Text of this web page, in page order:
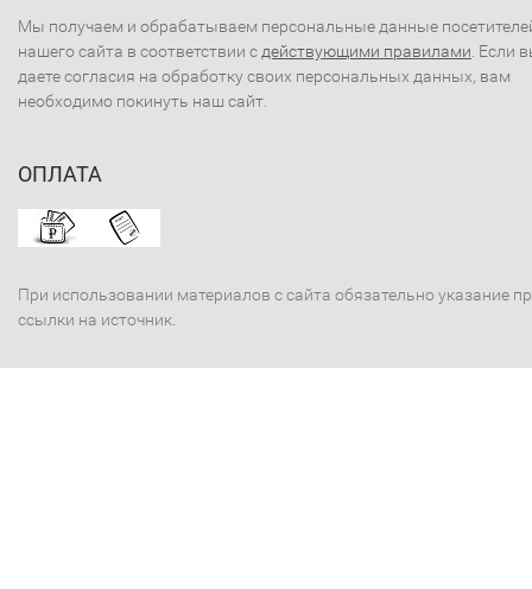
Мы получаем и обрабатываем персональные данные
нашего сайта в соответствии с действующими правилами . Если
даете согласия на обработку своих персональных данных, вам
необходимо покинуть наш сайт.
ОПЛАТА
При использовании материалов с сайта обязательно указание
ссылки на источник.